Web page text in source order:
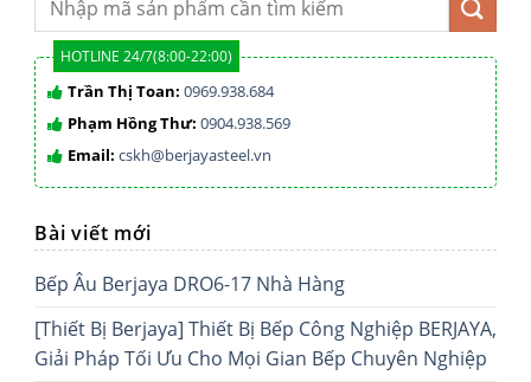
HOTLINE 24/7(8:00-22:00)
Trần Thị Toan: 0969.938.684
Phạm Hồng Thư: 0904.938.569
Email: cskh@berjayasteel.vn
Bài viết mới
Bếp Âu Berjaya DRO6-17 Nhà Hàng
[Thiết Bị Berjaya] Thiết Bị Bếp Công Nghiệp BERJAYA,
Giải Pháp Tối Ưu Cho Mọi Gian Bếp Chuyên Nghiệp